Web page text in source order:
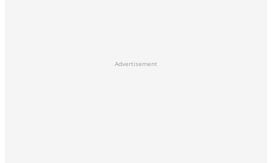
Advertisement